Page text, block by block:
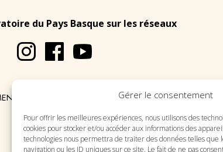
Gérer le consentement
Pour offrir les meilleures expériences, nous utilisons des
cookies pour stocker et/ou accéder aux informations des
technologies nous permettra de traiter des données telles que
navigation ou les ID uniques sur ce site. Le fait de ne pas
du Pays Basque sur les réseaux
LÉGALES PLAN DU SITE